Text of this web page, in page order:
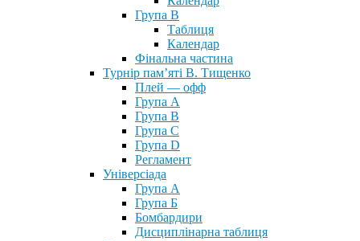
Група В
Таблиця
Календар
Фінальна частина
Турнір пам’яті В. Тищенко
Плей — офф
Група А
Група B
Група С
Група D
Регламент
Універсіада
Група А
Група Б
Бомбардири
Дисциплінарна таблиця